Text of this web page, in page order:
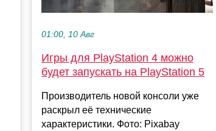
01:00, 10 Авг
Игры для PlayStation 4 можно
будет запускать на PlayStation 5
Производитель новой консоли уже
раскрыл её технические
характеристики. Фото: Pixabay